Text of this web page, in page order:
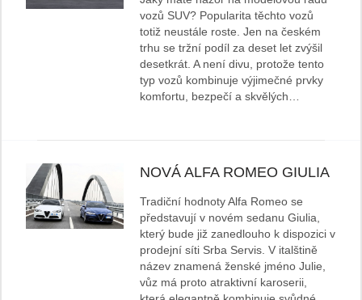
vozů SUV? Popularita těchto vozů
totiž neustále roste. Jen na českém
trhu se tržní podíl za deset let zvýšil
desetkrát. A není divu, protože tento
typ vozů kombinuje výjimečné prvky
komfortu, bezpečí a skvělých…
NOVÁ ALFA ROMEO GIULIA
Tradiční hodnoty Alfa Romeo se
představují v novém sedanu Giulia,
který bude již zanedlouho k dispozici v
prodejní síti Srba Servis. V italštině
název znamená ženské jméno Julie,
vůz má proto atraktivní karoserii,